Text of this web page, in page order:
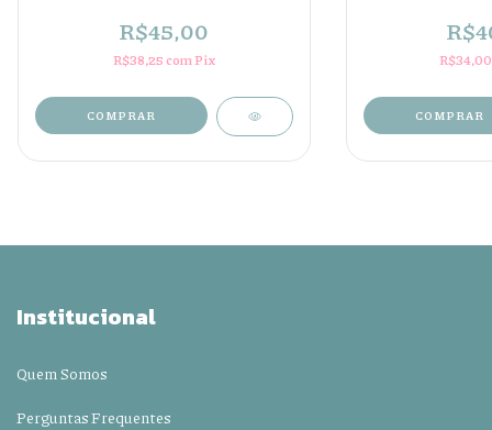
R$45,00
R$38,25comPix
COMPRAR COMPRAR
Institucional
Quem Somos
Perguntas Frequentes